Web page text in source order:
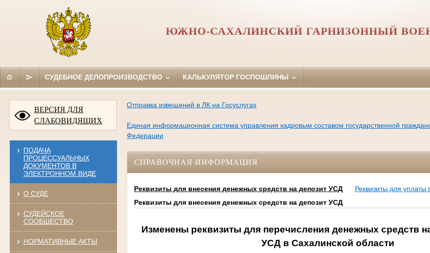
ЮЖНО-САХАЛИНСКИЙ ГАРНИЗОННЫЙ
СУДЕБНОЕ ДЕЛОПРОИЗВОДСТВО КАЛЬКУЛЯТОР ГОСПОШЛИНЫ
ВЕРСИЯ ДЛЯ
СЛАБОВИДЯЩИХ
ПОДАЧА
ПРОЦЕССУАЛЬНЫХ
ДОКУМЕНТОВ В
ЭЛЕКТРОННОМ ВИДЕ
О СУДЕ
СУДЕЙСКОЕ
СООБЩЕСТВО
НОРМАТИВНЫЕ АКТЫ
Отправка извещений в ЛК на Госуслугах
Единая информационная система управления кадровым составом государственной
Федерации
СПРАВОЧНАЯ ИНФОРМАЦИЯ
Реквизиты для внесения денежных средств на депозит УСД
Реквизиты для уплаты
Реквизиты для внесения денежных средств на депозит УСД
Изменены реквизиты для перечисления денежных средств
УСД в Сахалинской области